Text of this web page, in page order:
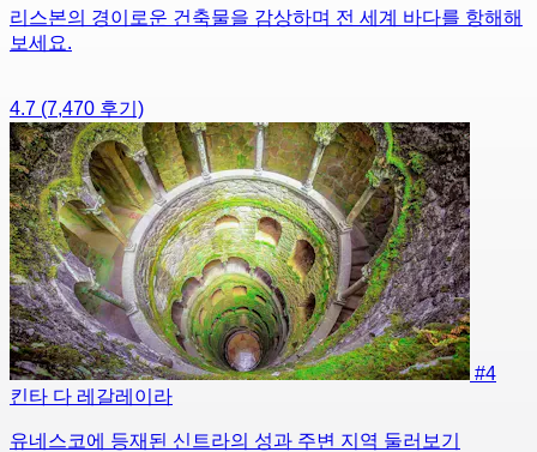
리스본의 경이로운 건축물을 감상하며 전 세계 바다를 항해해
보세요.
4.7 (7,470 후기)
#4
킨타 다 레갈레이라
유네스코에 등재된 신트라의 성과 주변 지역 둘러보기